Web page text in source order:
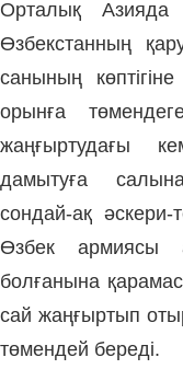
Орталық Азияда
Өзбекстан­ның
санының
орынға
жаңғыртудағы
дамытуға
сондай-ақ әскери-
Өзбек армиясы
болғанына
сай жаңғыртып
төмендей береді.